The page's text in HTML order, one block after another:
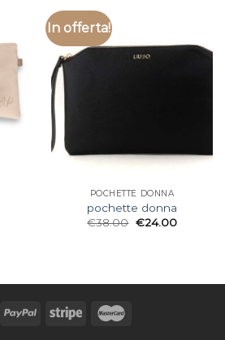
In offerta!
POCHETTE DONNA
pochette donna
€38.00 €24.00